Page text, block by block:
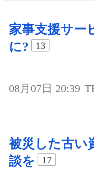
家事支援サー
に?
13
08月07日 20:39
被災した古い
談を
17